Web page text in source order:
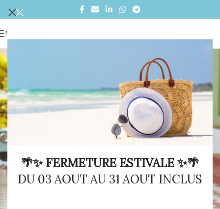
🌴✨ FERMETURE ESTIVALE ✨🌴
DU 03 AOUT AU 31 AOUT INCLUS
MENU